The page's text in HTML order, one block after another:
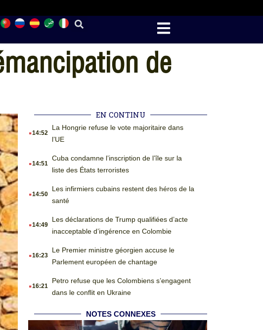
de
EN CONTINU
.14:52
La Hongrie refuse le vote majoritaire dans
l’UE
.14:51
Cuba condamne l’inscription de l’île sur la
liste des États terroristes
.14:50
Les infirmiers cubains restent des héros de la
santé
.14:49
Les déclarations de Trump qualifiées d’acte
inacceptable d’ingérence en Colombie
.16:23
Le Premier ministre géorgien accuse le
Parlement européen de chantage
.16:21
Petro refuse que les Colombiens s’engagent
dans le conflit en Ukraine
NOTES CONNEXES